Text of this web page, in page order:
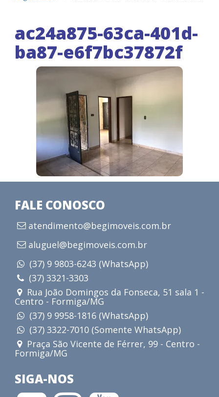
ac24a875-63ca-401d-
ba87-e6f7bc37872f
FALE CONOSCO
atendimento@begimoveis.com.br
aluguel@begimoveis.com.br
(37) 9 9803-6243 (WhatsApp)
(37) 3321-3303
Rua João Domingos da Fonseca, 51 sala 1 -
Centro - Formiga/MG
(37) 9 9958-1816 (WhatsApp)
(37) 3322-7010 (Somente WhatsApp)
Praça São Vicente de Férrer, 99 - Centro -
Formiga/MG
SIGA-NOS